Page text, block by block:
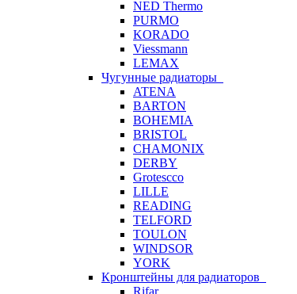
NED Thermo
PURMO
KORADO
Viessmann
LEMAX
Чугунные радиаторы
ATENA
BARTON
BOHEMIA
BRISTOL
CHAMONIX
DERBY
Grotescco
LILLE
READING
TELFORD
TOULON
WINDSOR
YORK
Кронштейны для радиаторов
Rifar